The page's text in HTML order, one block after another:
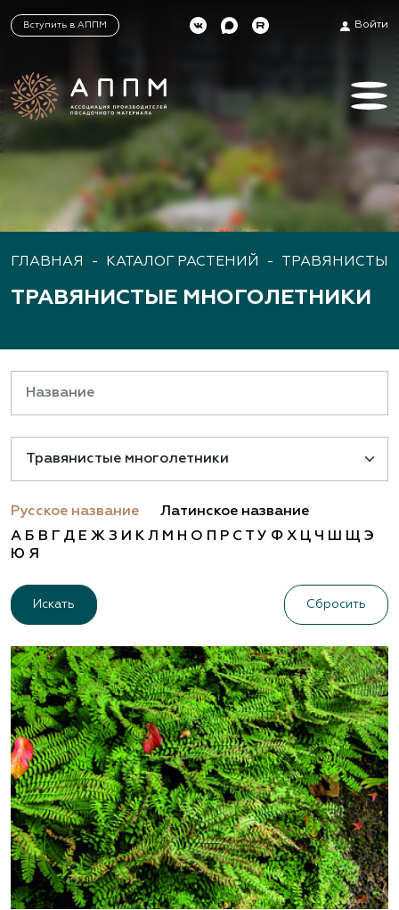
Вступить в АППМ Войти
ГЛАВНАЯ - КАТАЛОГ РАСТЕНИЙ -
ТРАВЯНИСТЫЕ МНОГОЛЕТНИКИ
Русское название
Латинское название
А Б В Г Д Е Ж З И К Л М Н О П Р С Т У Ф Х Ц Ч Ш Щ Э
Ю Я
Сбросить